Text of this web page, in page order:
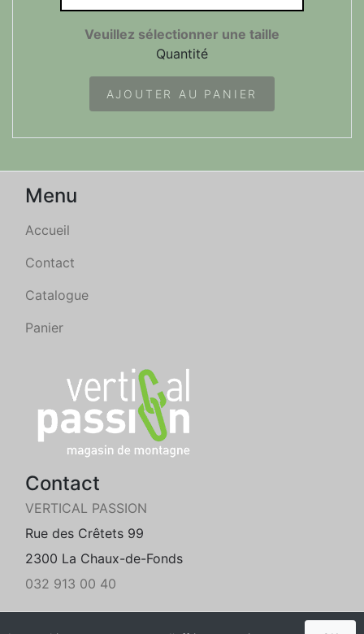
Veuillez sélectionner une taille
Quantité
AJOUTER AU PANIER
Menu
Accueil
Contact
Catalogue
Panier
Contact
VERTICAL PASSION
Rue des Crêtets 99
2300 La Chaux-de-Fonds
032 913 00 40